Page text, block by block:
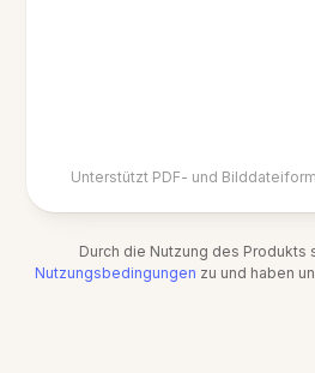
Unterstützt PDF- und
Durch die Nutzung des Produkts
Nutzungsbedingungen zu und haben